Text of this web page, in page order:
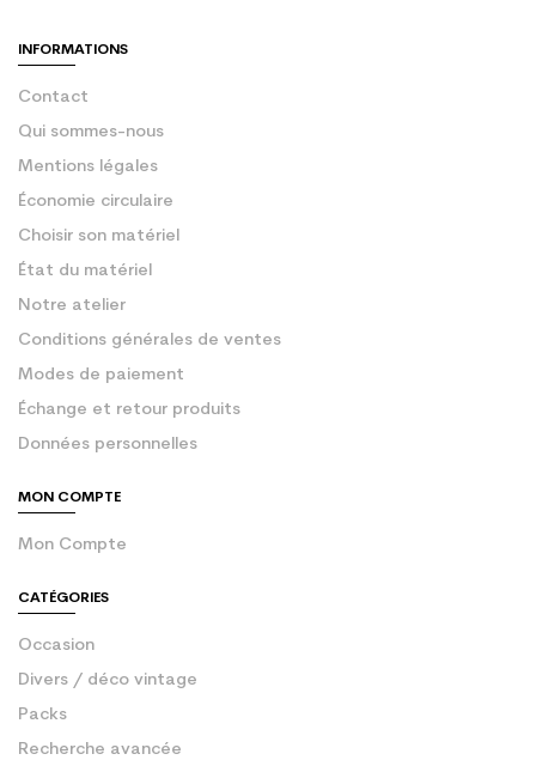
INFORMATIONS
Contact
Qui sommes-nous
Mentions légales
Économie circulaire
Choisir son matériel
État du matériel
Notre atelier
Conditions générales de ventes
Modes de paiement
Échange et retour produits
Données personnelles
MON COMPTE
Mon Compte
CATÉGORIES
Occasion
Divers / déco vintage
Packs
Recherche avancée